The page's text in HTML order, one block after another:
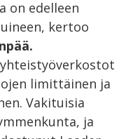
on edelleen
kertoo
limittäinen ja
Vakituisia
ja